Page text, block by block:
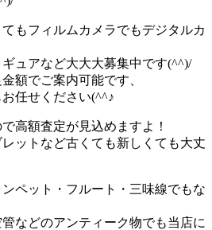
もフィルムカメラでもデジタルカ
ュアなど大大大募集中です(^^)/
額でご案内可能です、
任せください(^^♪
高額査定が見込めますよ！
ットなど古くても新しくても大丈
ペット・フルート・三味線でもな
などのアンティーク物でも当店に